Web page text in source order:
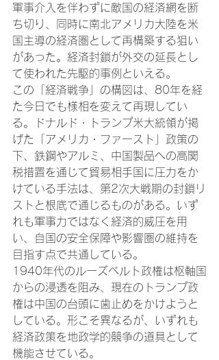
軍事介入を伴わずに敵国の経済網を断
ち切り、同時に南北アメリカ大陸を米
国主導の経済圏として再構築する狙い
があった。経済封鎖が外交の延長とし
て使われた先駆的事例といえる。
この「経済戦争」の構図は、80年を経
た今日でも様相を変えて再現してい
る。ドナルド・トランプ米大統領が掲
げた「アメリカ・ファースト」政策の
下、鉄鋼やアルミ、中国製品への高関
税措置を通じて貿易相手国に圧力をか
けている手法は、第2次大戦期の封鎖リ
ストと根底で通じるものがある。いず
れも軍事力ではなく経済的威圧を用
い、自国の安全保障や影響圏の維持を
目指す点で共通している。
1940年代のルーズベルト政権は枢軸国
からの浸透を阻み、現在のトランプ政
権は中国の台頭に歯止めをかけようと
している。形こそ異なるが、いずれも
経済政策を地政学的競争の道具として
機能させている。